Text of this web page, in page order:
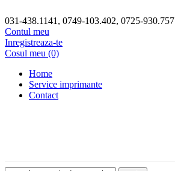
031-438.1141, 0749-103.402, 0725-930.757
Contul meu
Inregistreaza-te
Cosul meu (0)
Home
Service imprimante
Contact